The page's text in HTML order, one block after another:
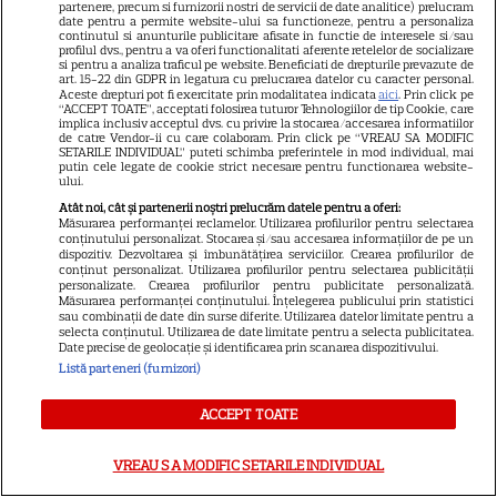
ABONEAZA-TE LA REVISTĂ
Libertatea
Libertatea pentru femei
GSP
Știri mondene
Avantaje
Elle
Unica
Retete practice
URMĂREȘTE-NE PE
partenere, precum si furnizorii nostri de servicii de date analitice) prelucram
date pentru a permite website-ului sa functioneze, pentru a personaliza
continutul si anunturile publicitare afisate in functie de interesele si/sau
profilul dvs., pentru a va oferi functionalitati aferente retelelor de socializare
si pentru a analiza traficul pe website. Beneficiati de drepturile prevazute de
art. 15-22 din GDPR in legatura cu prelucrarea datelor cu caracter personal.
Aceste drepturi pot fi exercitate prin modalitatea indicataaici. Prin click pe
“ACCEPT TOATE”, acceptati folosirea tuturor Tehnologiilor de tip Cookie, care
implica inclusiv acceptul dvs. cu privire la stocarea/accesarea informatiilor
de catre Vendor-ii cu care colaboram. Prin click pe “VREAU SA MODIFIC
SETARILE INDIVIDUAL” puteti schimba preferintele in mod individual, mai
putin cele legate de cookie strict necesare pentru functionarea website-
ului.
Atât noi, cât și partenerii noștri prelucrăm datele pentru a oferi:
Măsurarea performanței reclamelor. Utilizarea profilurilor pentru selectarea
conținutului personalizat. Stocarea și/sau accesarea informațiilor de pe un
dispozitiv. Dezvoltarea și îmbunătățirea serviciilor. Crearea profilurilor de
conținut personalizat. Utilizarea profilurilor pentru selectarea publicității
personalizate. Crearea profilurilor pentru publicitate personalizată.
Măsurarea performanței conținutului. Înțelegerea publicului prin statistici
sau combinații de date din surse diferite. Utilizarea datelor limitate pentru a
selecta conținutul. Utilizarea de date limitate pentru a selecta publicitatea.
Date precise de geolocație și identificarea prin scanarea dispozitivului.
Listă parteneri (furnizori)
ACCEPT TOATE
VREAU SA MODIFIC SETARILE INDIVIDUAL